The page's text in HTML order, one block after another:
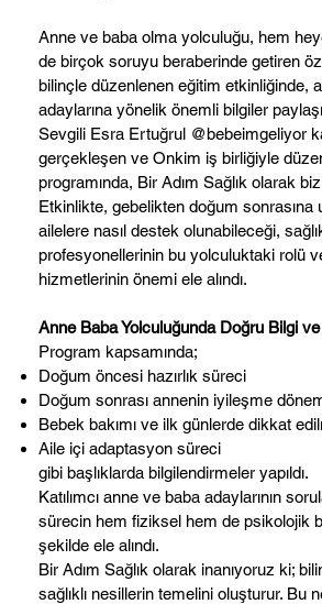
Anne ve baba olma yolculuğu, hem
de birçok soruyu beraberinde getiren
bilinçle düzenlenen eğitim etkinliğinde,
adaylarına yönelik önemli bilgiler
Sevgili Esra Ertuğrul @bebeimgeliyor
gerçekleşen ve Onkim iş birliğiyle
programında, Bir Adım Sağlık olarak
Etkinlikte, gebelikten doğum sonrasına
ailelere nasıl destek olunabileceği,
profesyonellerinin bu yolculuktaki rolü
hizmetlerinin önemi ele alındı.
Anne Baba Yolculuğunda Doğru Bilgi
Program kapsamında;
Doğum öncesi hazırlık süreci
Doğum sonrası annenin iyileşme
Bebek bakımı ve ilk günlerde dikkat
Aile içi adaptasyon süreci
gibi başlıklarda bilgilendirmeler yapıldı.
Katılımcı anne ve baba adaylarının
sürecin hem fiziksel hem de psikolojik
şekilde ele alındı.
Bir Adım Sağlık olarak inanıyoruz ki;
sağlıklı nesillerin temelini oluşturur. Bu